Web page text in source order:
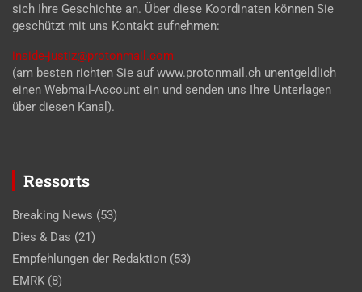
sich Ihre Geschichte an. Über diese Koordinaten können Sie
geschützt mit uns Kontakt aufnehmen:
inside-justiz@protonmail.com
(am besten richten Sie auf www.protonmail.ch unentgeldlich
einen Webmail-Account ein und senden uns Ihre Unterlagen
über diesen Kanal).
Ressorts
Breaking News (53)
Dies & Das (21)
Empfehlungen der Redaktion (53)
EMRK (8)